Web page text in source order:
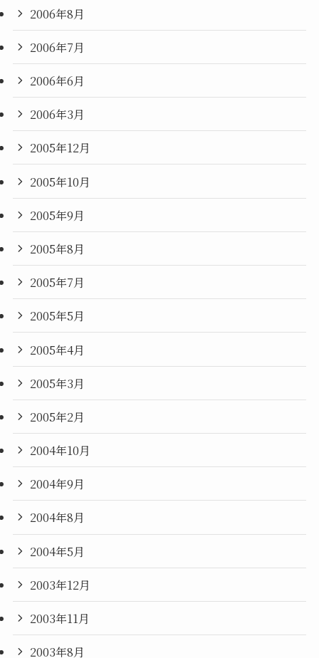
2006年8月
2006年7月
2006年6月
2006年3月
2005年12月
2005年10月
2005年9月
2005年8月
2005年7月
2005年5月
2005年4月
2005年3月
2005年2月
2004年10月
2004年9月
2004年8月
2004年5月
2003年12月
2003年11月
2003年8月